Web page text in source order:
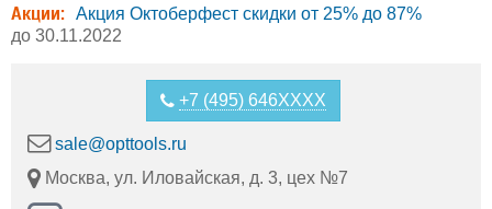
Акции: Акция Октоберфест скидки от 25% до 87%
до 30.11.2022
+7 (495) 646XXXX
sale@opttools.ru
Москва, ул. Иловайская, д. 3, цех №7